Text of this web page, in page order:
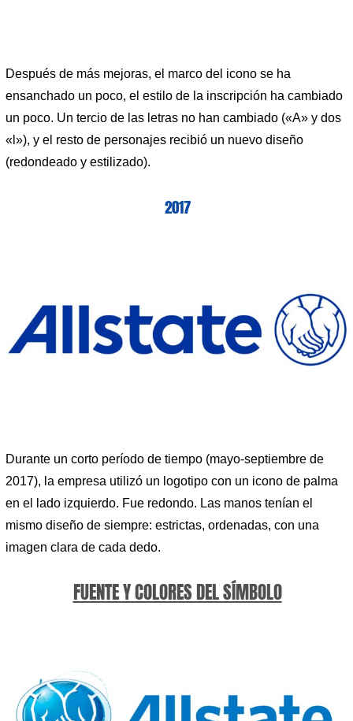
Después de más mejoras, el marco del icono se ha
ensanchado un poco, el estilo de la inscripción ha cambiado
un poco. Un tercio de las letras no han cambiado («A» y dos
«l»), y el resto de personajes recibió un nuevo diseño
(redondeado y estilizado).
2017
Durante un corto período de tiempo (mayo-septiembre de
2017), la empresa utilizó un logotipo con un icono de palma
en el lado izquierdo. Fue redondo. Las manos tenían el
mismo diseño de siempre: estrictas, ordenadas, con una
imagen clara de cada dedo.
FUENTE Y COLORES DEL SÍMBOLO